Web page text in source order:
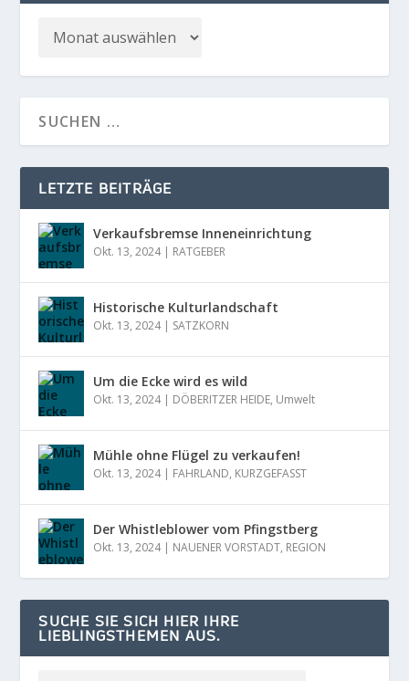
LETZTE BEITRÄGE
Verkaufsbremse Inneneinrichtung
Okt. 13, 2024| RATGEBER
Historische Kulturlandschaft
Okt. 13, 2024| SATZKORN
Um die Ecke wird es wild
Okt. 13, 2024| DÖBERITZER HEIDE, Umwelt
Mühle ohne Flügel zu verkaufen!
Okt. 13, 2024| FAHRLAND, KURZGEFASST
Der Whistleblower vom Pfingstberg
Okt. 13, 2024| NAUENER VORSTADT, REGION
SUCHE SIE SICH HIER IHRE
LIEBLINGSTHEMEN AUS.